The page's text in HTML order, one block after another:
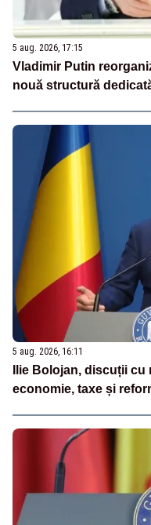
5 aug. 2026, 17:15
Vladimir Putin
nouă structură
5 aug. 2026, 16:11
Ilie Bolojan, discuții
economie, taxe și